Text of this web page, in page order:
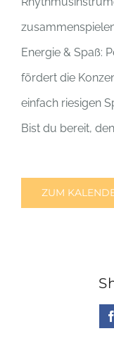
Energie & Spaß:
fördert die
einfach riesigen
Bist du bereit,
ZUM